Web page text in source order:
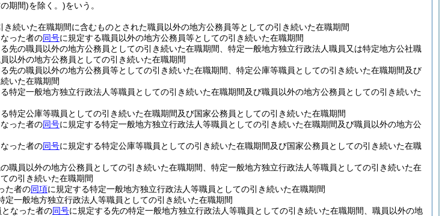
期間)を除く。)をいう。
続いた在職期間に含むものとされた職員以外の地方公務員等としての引き続いた在職期間
った者の同号に規定する職員以外の地方公務員等としての引き続いた在職期間
先の職員以外の地方公務員としての引き続いた在職期間、特定一般地方独立行政法人職員又は特定地方公社職
以外の地方公務員としての引き続いた在職期間
先の職員以外の地方公務員等としての引き続いた在職期間、特定公庫等職員としての引き続いた在職期間及び
いた在職期間
特定一般地方独立行政法人等職員としての引き続いた在職期間及び職員以外の地方公務員としての引き続いた
特定公庫等職員としての引き続いた在職期間及び国家公務員としての引き続いた在職期間
った者の同号に規定する特定一般地方独立行政法人等職員としての引き続いた在職期間及び職員以外の地方公
った者の同号に規定する特定公庫等職員としての引き続いた在職期間及び国家公務員としての引き続いた在職
職員以外の地方公務員としての引き続いた在職期間、特定一般地方独立行政法人等職員としての引き続いた在
の引き続いた在職期間
た者の同項に規定する特定一般地方独立行政法人等職員としての引き続いた在職期間
定一般地方独立行政法人等職員としての引き続いた在職期間
なった者の同号に規定する先の特定一般地方独立行政法人等職員としての引き続いた在職期間、職員以外の地